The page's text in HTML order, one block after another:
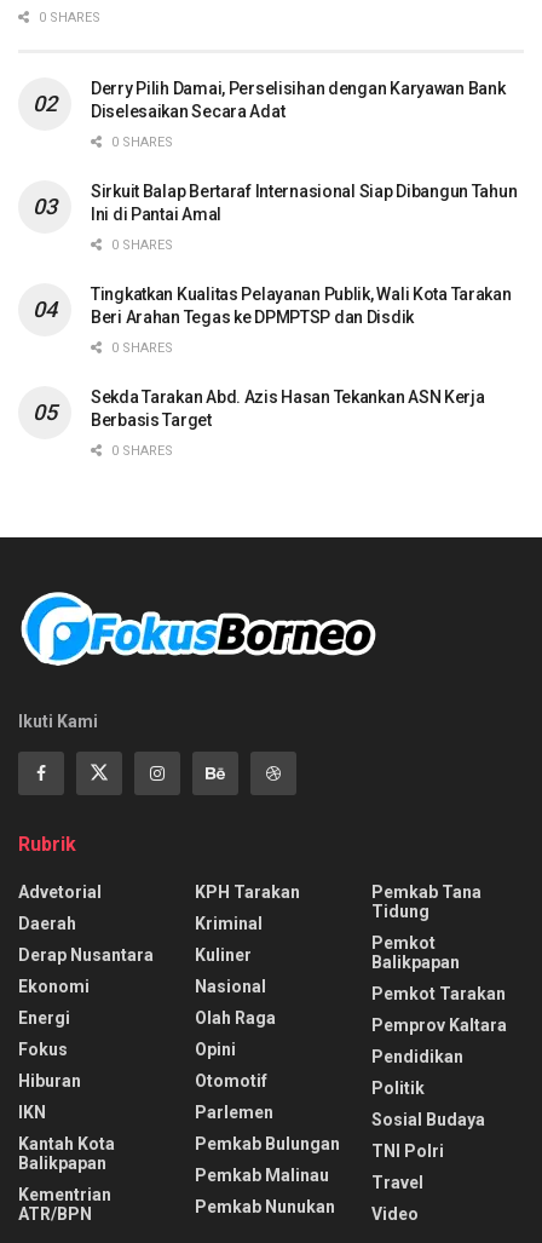
0 SHARES
Derry Pilih Damai, Perselisihan dengan Karyawan Bank
Diselesaikan Secara Adat
0 SHARES
Sirkuit Balap Bertaraf Internasional Siap Dibangun Tahun
Ini di Pantai Amal
0 SHARES
Tingkatkan Kualitas Pelayanan Publik, Wali Kota Tarakan
Beri Arahan Tegas ke DPMPTSP dan Disdik
0 SHARES
Sekda Tarakan Abd. Azis Hasan Tekankan ASN Kerja
Berbasis Target
0 SHARES
Ikuti Kami
Rubrik
Advetorial
Daerah
Derap Nusantara
Ekonomi
Energi
Fokus
Hiburan
IKN
Kantah Kota
Balikpapan
Kementrian
ATR/BPN
KPH Tarakan
Kriminal
Kuliner
Nasional
Olah Raga
Opini
Otomotif
Parlemen
Pemkab Bulungan
Pemkab Malinau
Pemkab Nunukan
Pemkab Tana
Tidung
Pemkot
Balikpapan
Pemkot Tarakan
Pemprov Kaltara
Pendidikan
Politik
Sosial Budaya
TNI Polri
Travel
Video